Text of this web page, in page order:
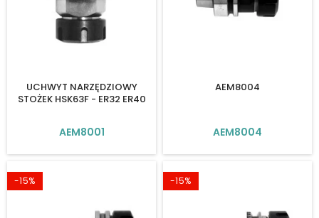
UCHWYT NARZĘDZIOWY
STOŻEK HSK63F - ER32 ER40
AEM8001
AEM8004
AEM8004
-15% -15%